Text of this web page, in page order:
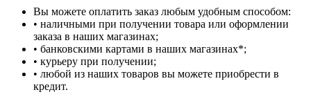
Вы можете оплатить заказ любым удобным способом:
• наличными при получении товара или оформлении
заказа в наших магазинах;
• банковскими картами в наших магазинах*;
• курьеру при получении;
• любой из наших товаров вы можете приобрести в
кредит.